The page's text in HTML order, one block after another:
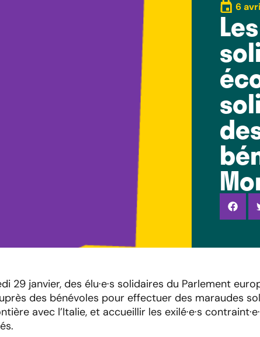
6
29 janvier, des élu·e·s solidaires du Parlement
des bénévoles pour effectuer des maraudes
avec l’Italie, et accueillir les exilé·e·s